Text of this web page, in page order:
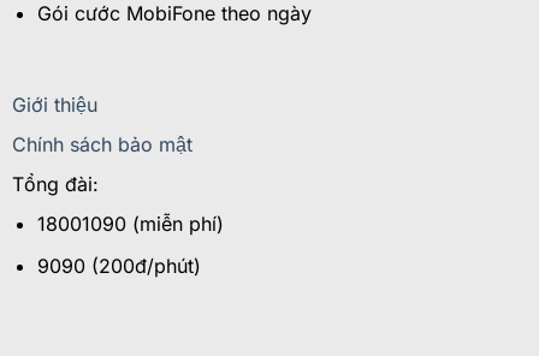
Gói cước MobiFone theo ngày
Giới thiệu
Chính sách bảo mật
Tổng đài:
18001090 (miễn phí)
9090 (200đ/phút)